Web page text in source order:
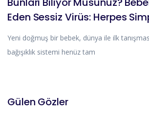
Eden Sessiz Virüs: Herpes
Yeni doğmuş bir bebek, dünya ile ilk
bağışıklık sistemi henüz tam
Gülen Gözler